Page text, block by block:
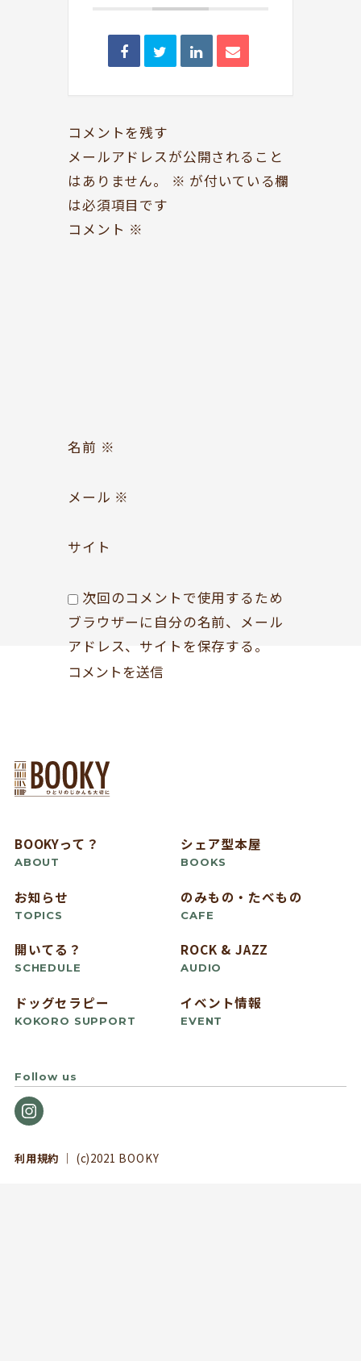
シェア型本屋
BOOKS
お知らせ のみもの・たべもの
開いてる？ ROCK & JAZZ
ドッグセラピー
KOKORO SUPPORT
コメントを残す
メールアドレスが公開されること
はありません。
※ が付いている欄
は必須項目です
コメント ※
名前 ※
メール ※
サイト
次回のコメントで使用するため
ブラウザーに自分の名前、メール
アドレス、サイトを保存する。
BOOKYって？
ABOUT
シェア型本屋
BOOKS
お知らせ
TOPICS
のみもの・たべもの
CAFE
開いてる？
SCHEDULE
ROCK & JAZZ
AUDIO
ドッグセラピー
KOKORO SUPPORT
イベント情報
EVENT
Follow us
利用規約 ｜ (c)2021 BOOKY